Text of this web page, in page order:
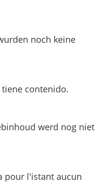
noch keine
tiene contenido.
werd nog niet
pour l'istant aucun